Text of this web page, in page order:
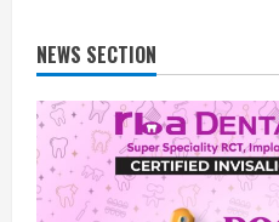
NEWS SECTION